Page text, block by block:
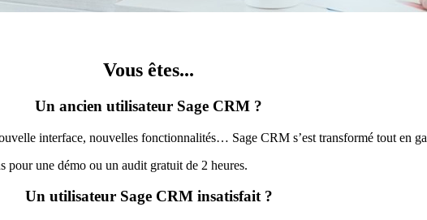
Vous êtes...
Un ancien utilisateur Sage CRM ?
interface, nouvelles fonctionnalités… Sage CRM s’est transformé tout en
une démo ou un audit gratuit de 2 heures.
Un utilisateur Sage CRM insatisfait ?